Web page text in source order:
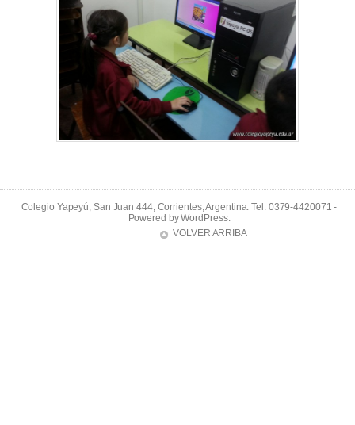
Colegio Yapeyú, San Juan 444, Corrientes, Argentina. Tel: 0379-4420071 -
Powered byWordPress.
VOLVER ARRIBA